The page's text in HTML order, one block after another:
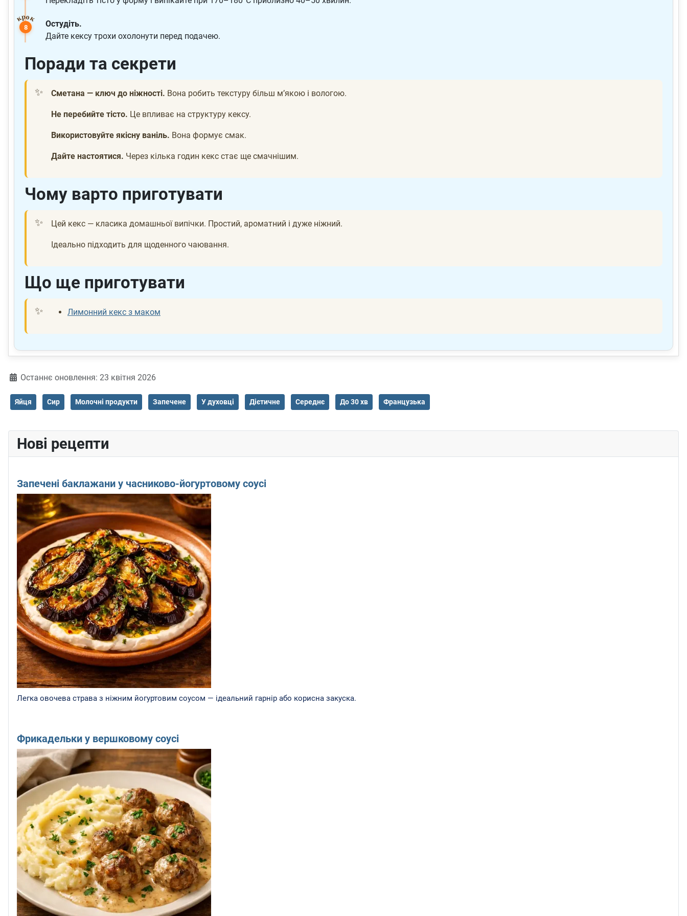
Остудіть.
Дайте кексу трохи охолонути перед подачею.
Поради та секрети
Сметана — ключ до ніжності. Вона робить текстуру більш м’якою і вологою.
Не перебийте тісто. Це впливає на структуру кексу.
Використовуйте якісну ваніль. Вона формує смак.
Дайте настоятися. Через кілька годин кекс стає ще смачнішим.
Чому варто приготувати
Цей кекс — класика домашньої випічки. Простий, ароматний і дуже ніжний.
Ідеально підходить для щоденного чаювання.
Що ще приготувати
Лимонний кекс з маком
ДеталіОстаннє оновлення: 23 квітня 2026
Яйця Сир Молочні продукти Запечене У духовці Дієтичне Середнє До 30 хв Французька
Нові рецепти
Запечені баклажани у часниково-йогуртовому соусі
Легка овочева страва з ніжним йогуртовим соусом — ідеальний гарнір або корисна закуска.
Фрикадельки у вершковому соусі